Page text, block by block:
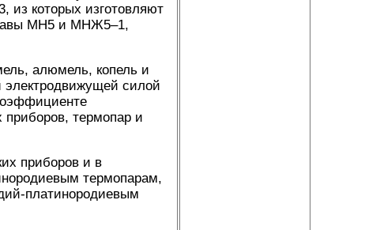
из которых изготовляют
МН5 и МНЖ5–1,
алюмель, копель и
силой
приборов, термопар и
приборов и в
термопарам,
платинородиевым